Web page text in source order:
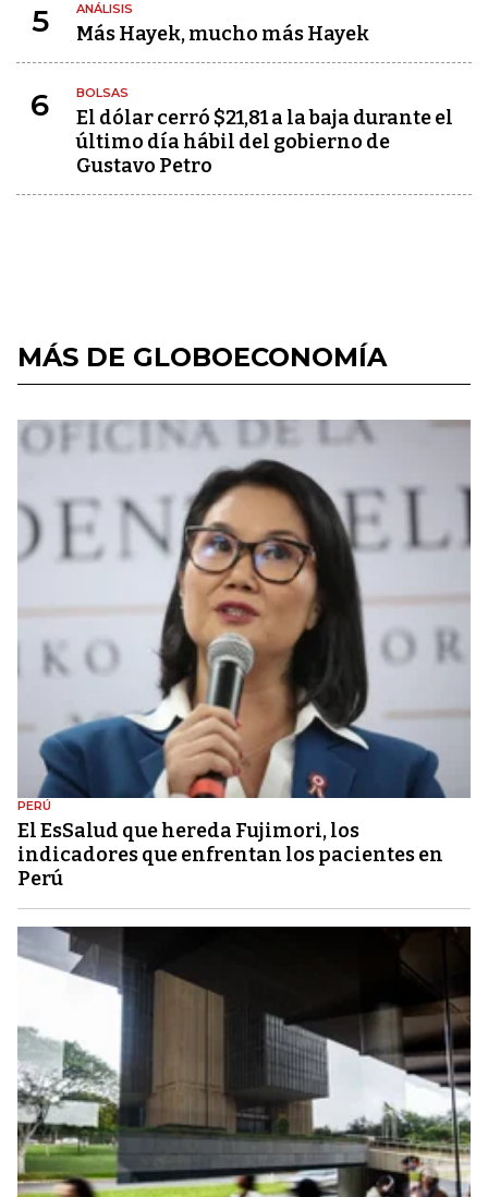
5 ANÁLISIS
Más Hayek, mucho más Hayek
6 BOLSAS
El dólar cerró $21,81 a la baja durante el
último día hábil del gobierno de
Gustavo Petro
MÁS DE GLOBOECONOMÍA
PERÚ
El EsSalud que hereda Fujimori, los
indicadores que enfrentan los pacientes en
Perú